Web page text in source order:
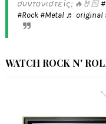
συντονιστείς; 🔥🤘🏻
#Rock #Metal ♬ original
WATCH ROCK N'